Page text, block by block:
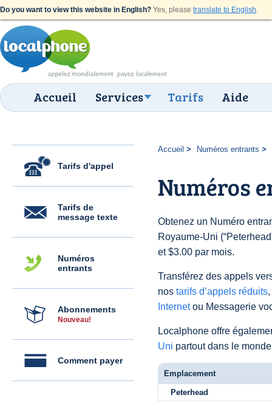
Do you want to view this website in English? Yes, please translate to English.
Accueil Services Tarifs Aide
Tarifs d'appel
Tarifs de
message texte
Numéros
entrants
Abonnements
Nouveau!
Comment payer
Accueil Numéros entrants
Numéros
Obtenez un Numéro
Royaume-Uni
et $3.00 par mois.
Transférez des appels
nos tarifs d’appels réduits
Internetou Messagerie
Localphone offre
Uni partout dans le
Emplacement
Peterhead